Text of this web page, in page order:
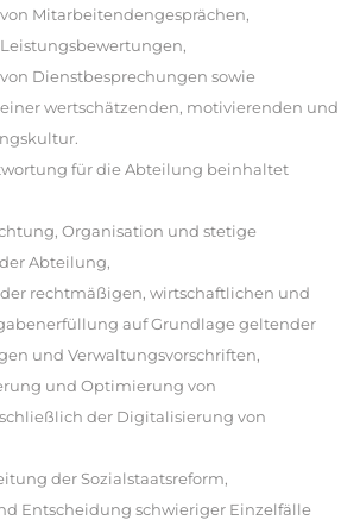
Mitarbeitendengesprächen,
Dienstbesprechungen sowie
wertschätzenden, motivierenden und
für die Abteilung beinhaltet
Organisation und stetige
Abteilung,
rechtmäßigen, wirtschaftlichen und
auf Grundlage geltender
und Verwaltungsvorschriften,
und Optimierung von
der Digitalisierung von
der Sozialstaatsreform,
Entscheidung schwieriger Einzelfälle